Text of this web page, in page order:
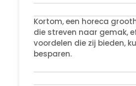
Kortom, een horeca
die streven naar gemak,
voordelen die zij bieden,
besparen.